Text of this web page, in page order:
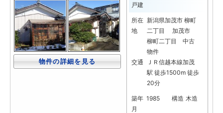
物件の詳細を見る
戸建
所在
地
新潟県加茂市 柳町
二丁目 加茂市
柳町二丁目 中古
物件
交通
ＪＲ信越本線加茂
駅 徒歩1500m 徒歩
20分
築年
月
1985 構造 木造